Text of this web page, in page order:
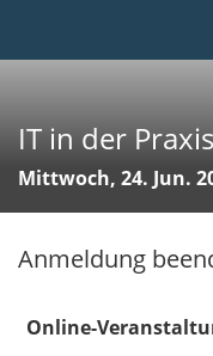
IT in der Praxis
Mittwoch, 24. Jun.
Anmeldung
Online-